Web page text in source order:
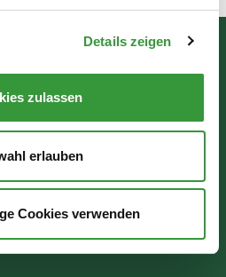
Details zeigen
zulassen
erlauben
Cookies verwenden